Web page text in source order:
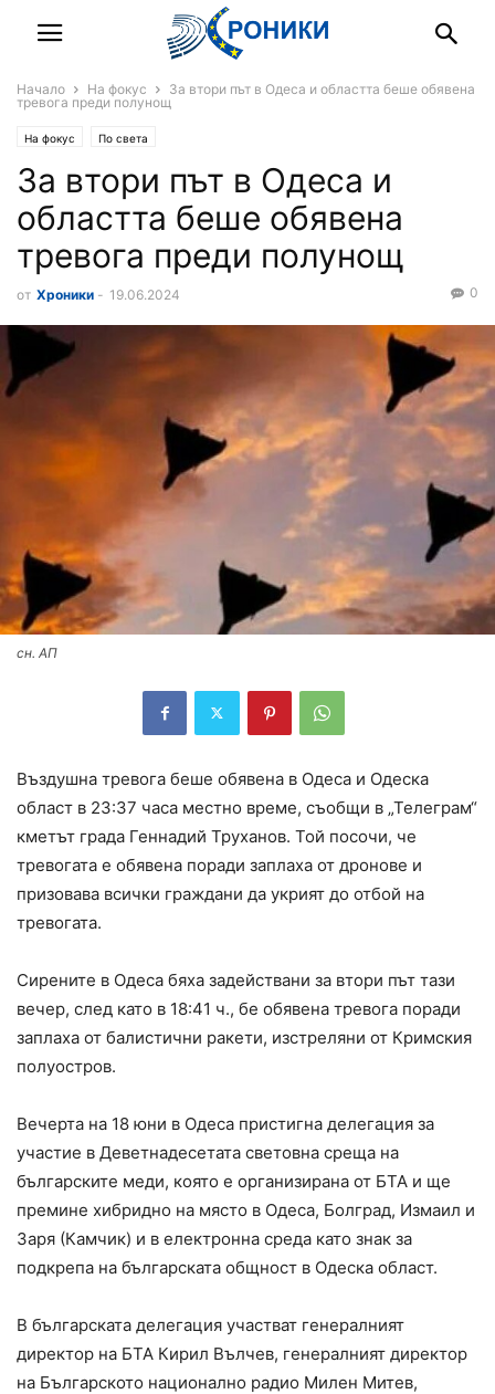
Начало На фокус
За втори път в Одеса и областта беше обявена
тревога преди полунощ
На фокус По света
За втори път в Одеса и
областта беше обявена
тревога преди полунощ
от Хроники - 19.06.2024 0
сн. АП
Въздушна тревога беше обявена в Одеса и Одеска
област в 23:37 часа местно време, съобщи в „Телеграм“
кметът града Геннадий Труханов. Той посочи, че
тревогата е обявена поради заплаха от дронове и
призовава всички граждани да укрият до отбой на
тревогата.
Сирените в Одеса бяха задействани за втори път тази
вечер, след като в 18:41 ч., бе обявена тревога поради
заплаха от балистични ракети, изстреляни от Кримския
полуостров.
Вечерта на 18 юни в Одеса пристигна делегация за
участие в Деветнадесетата световна среща на
българските меди, която е организирана от БТА и ще
премине хибридно на място в Одеса, Болград, Измаил и
Заря (Камчик) и в електронна среда като знак за
подкрепа на българската общност в Одеска област.
В българската делегация участват генералният
директор на БТА Кирил Вълчев, генералният директор
на Българското национално радио Милен Митев,